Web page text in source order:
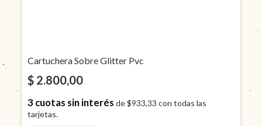
Cartuchera Sobre Glitter Pvc
$ 2.800,00
3cuotas sin interés de$933,33 con todas las
tarjetas.